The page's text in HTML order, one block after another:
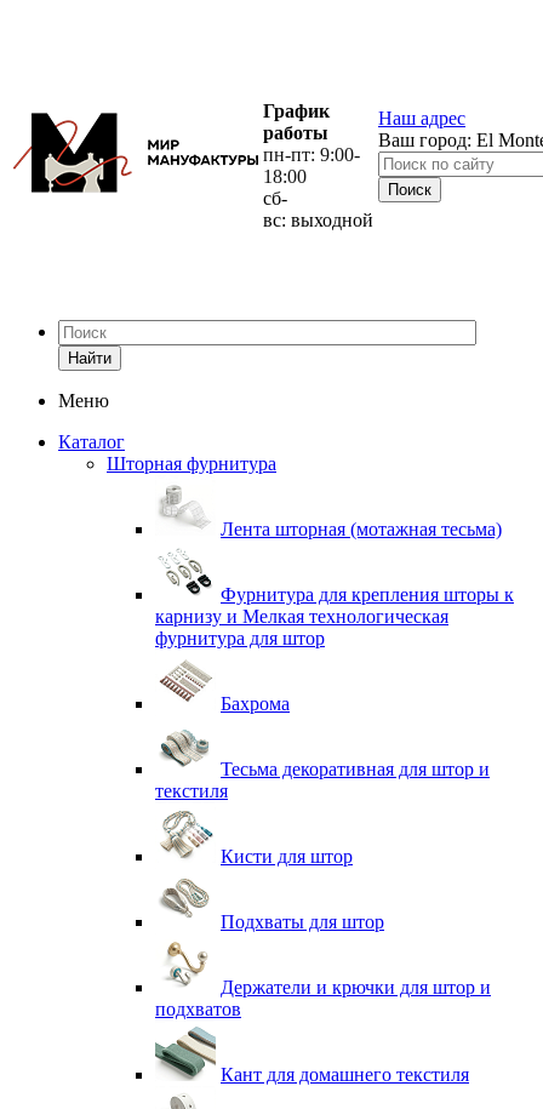
График
работы
пн-пт: 9:00-
18:00
сб-
вс: выходной
Наш адрес
Ваш город: El
Найти
Меню
Каталог
Шторная фурнитура
Лента шторная (мотажная тесьма)
Фурнитура для крепления шторы к
карнизу и Мелкая технологическая
фурнитура для штор
Бахрома
Тесьма декоративная для штор и
текстиля
Кисти для штор
Подхваты для штор
Держатели и крючки для штор и
подхватов
Кант для домашнего текстиля